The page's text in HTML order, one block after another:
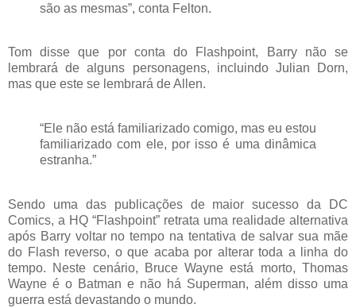
são as mesmas”, conta Felton.
Tom disse que por conta do Flashpoint, Barry não se
lembrará de alguns personagens, incluindo Julian Dorn,
mas que este se lembrará de Allen.
“Ele não está familiarizado comigo, mas eu estou
familiarizado com ele, por isso é uma dinâmica
estranha.”
Sendo uma das publicações de maior sucesso da DC
Comics, a HQ “Flashpoint” retrata uma realidade alternativa
após Barry voltar no tempo na tentativa de salvar sua mãe
do Flash reverso, o que acaba por alterar toda a linha do
tempo. Neste cenário, Bruce Wayne está morto, Thomas
Wayne é o Batman e não há Superman, além disso uma
guerra está devastando o mundo.